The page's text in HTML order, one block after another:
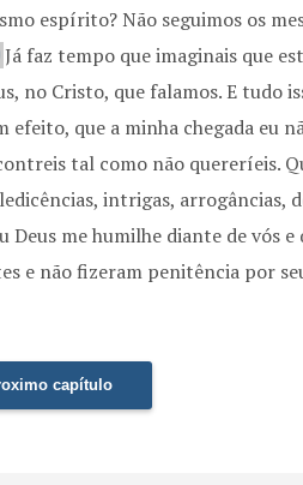
espírito? Não seguimos os
Já faz tempo que imaginais que
no Cristo, que falamos. E tudo
efeito, que a minha chegada eu
tal como não quereríeis.
intrigas, arrogâncias,
Deus me humilhe diante de vós
e não fizeram penitência por
capítulo